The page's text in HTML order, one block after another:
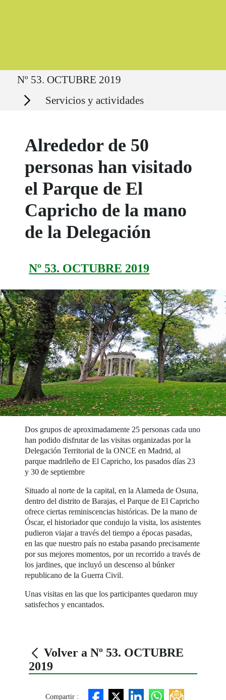
Ruta del sitio
Nº 53. OCTUBRE 2019
Secciones Servicios y actividades
Alrededor de 50
personas han visitado
el Parque de El
Capricho de la mano
de la Delegación
Nº 53. OCTUBRE 2019
Dos grupos de aproximadamente 25 personas cada uno
han podido disfrutar de las visitas organizadas por la
Delegación Territorial de la ONCE en Madrid, al
parque madrileño de El Capricho, los pasados días 23
y 30 de septiembre
Situado al norte de la capital, en la Alameda de Osuna,
dentro del distrito de Barajas, el Parque de El Capricho
ofrece ciertas reminiscencias históricas. De la mano de
Óscar, el historiador que condujo la visita, los asistentes
pudieron viajar a través del tiempo a épocas pasadas,
en las que nuestro país no estaba pasando precisamente
por sus mejores momentos, por un recorrido a través de
los jardines, que incluyó un descenso al búnker
republicano de la Guerra Civil.
Unas visitas en las que los participantes quedaron muy
satisfechos y encantados.
Volver a Nº 53. OCTUBRE
2019
Compartir :